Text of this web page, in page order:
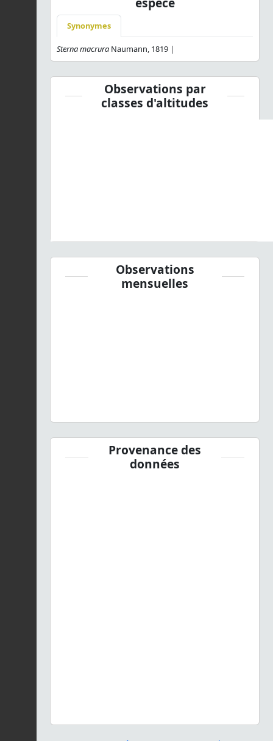
Synonymes
Sterna macrura Naumann, 1819 |
Observations par
classes d'altitudes
Observations
mensuelles
Provenance des
données